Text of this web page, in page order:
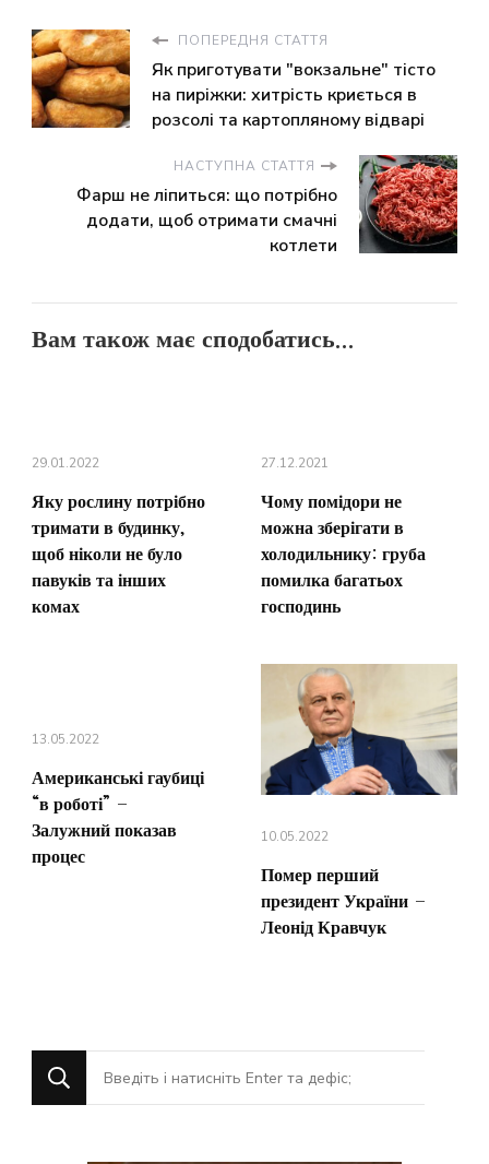
ПОПЕРЕДНЯ СТАТТЯ
Як приготувати "вокзальне" тісто
на пиріжки: хитрість криється в
розсолі та картопляному відварі
НАСТУПНА СТАТТЯ
Фарш не ліпиться: що потрібно
додати, щоб отримати смачні
котлети
Вам також має сподобатись...
29.01.2022
Яку рослину потрібно
тримати в будинку,
щоб ніколи не було
павуків та інших
комах
27.12.2021
Чому помідори не
можна зберігати в
холодильнику: груба
помилка багатьох
господинь
13.05.2022
Американські гаубиці
“в роботі” –
Залужний показав
процес
10.05.2022
Помер перший
президент України –
Леонід Кравчук
Шукаєте
щось?